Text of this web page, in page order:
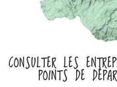
CONSULTER LES
POINTS DE